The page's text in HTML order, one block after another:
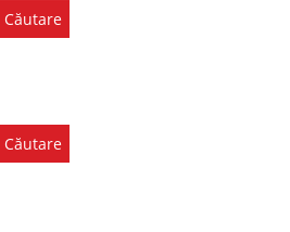
Căutare
Căutare